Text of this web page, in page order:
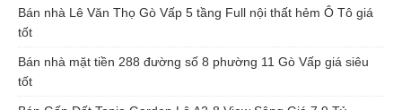
Bán nhà Lê Văn Thọ Gò Vấp 5 tầng Full nội thất hẻm Ô Tô giá
tốt
Bán nhà mặt tiền 288 đường số 8 phường 11 Gò Vấp giá siêu
tốt